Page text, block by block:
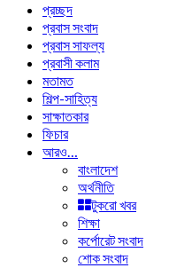
প্রচ্ছদ
প্রবাস সংবাদ
প্রবাস সাফল্য
প্রবাসী কলাম
মতামত
শিল্প-সাহিত্য
সাক্ষাতকার
ফিচার
আরও…
বাংলাদেশ
অর্থনীতি
টুকরো খবর
শিক্ষা
কর্পোরেট সংবাদ
শোক সংবাদ